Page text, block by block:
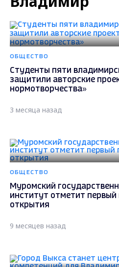
ОБЩЕСТВО
Студенты пяти
защитили авторские
нормотворчества»
3 месяца назад
ОБЩЕСТВО
Муромский
институт отметит первый
открытия
9 месяцев назад